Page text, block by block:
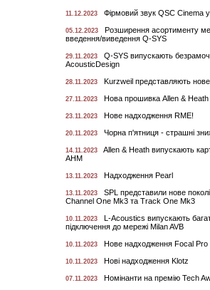
11.12.2023 Фірмовий звук QSC Cinema
05.12.2023
Розширення асортименту
введення/виведення Q-SYS
29.11.2023
Q-SYS випускають
AcousticDesign
28.11.2023 Kurzweil представляють
27.11.2023 Нова прошивка Allen & Heath
23.11.2023 Нове надходження RME!
20.11.2023 Чорна п'ятниця - страшні
14.11.2023
Allen & Heath випускають
AHM
13.11.2023 Надходження Pearl
13.11.2023
SPL представили нове
Channel One Mk3 та Track One Mk3
10.11.2023
L-Acoustics випускають
підключення до мережі Milan AVB
10.11.2023 Нове надходження Focal Pro
10.11.2023 Нові надходження Klotz
07.11.2023 Номінанти на премію Tech